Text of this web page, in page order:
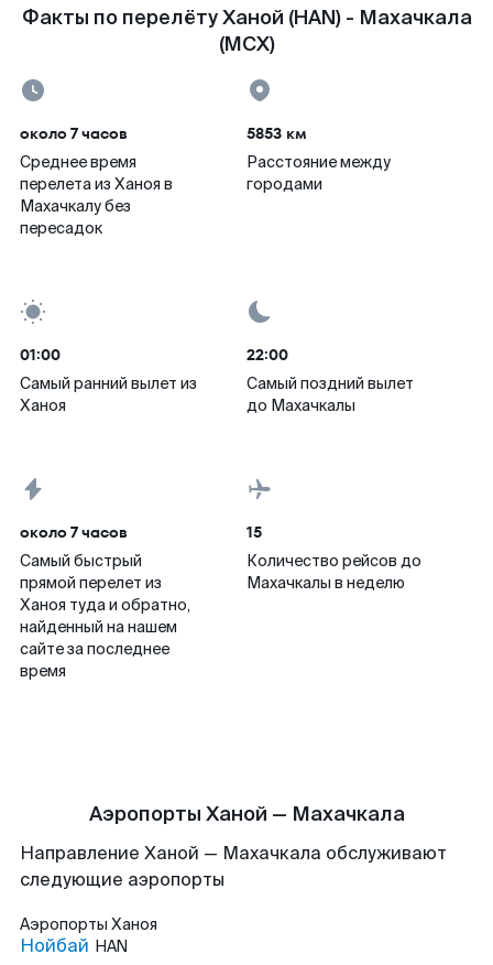
Факты по перелёту Ханой (HAN) - Махачкала
(MCX)
около 7 часов
Среднее время
перелета из Ханоя в
Махачкалу без
пересадок
5853 км
Расстояние между
городами
01:00
Самый ранний вылет из
Ханоя
22:00
Самый поздний вылет
до Махачкалы
около 7 часов
Самый быстрый
прямой перелет из
Ханоя туда и обратно,
найденный на нашем
сайте за последнее
время
15
Количество рейсов до
Махачкалы в неделю
Аэропорты Ханой — Махачкала
Направление Ханой — Махачкала обслуживают
следующие аэропорты
Аэропорты Ханоя
Нойбай HAN